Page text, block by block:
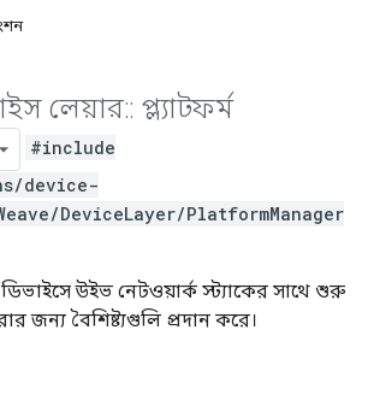
লেয়ার:: প্ল্যাটফর্ম
#include
device-
DeviceLayer/PlatformManager
উইভ নেটওয়ার্ক স্ট্যাকের সাথে শুরু
জন্য বৈশিষ্ট্যগুলি প্রদান করে।